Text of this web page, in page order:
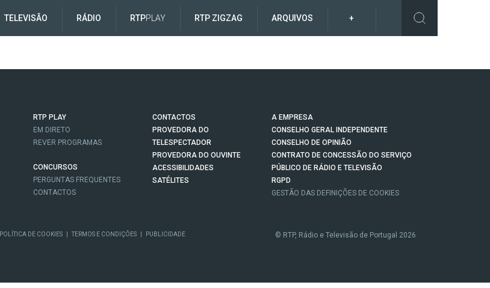
TELEVISÃO RÁDIO RTPPLAY RTP ZIGZAG ARQUIVOS +
RTP PLAY
EM DIRETO
REVER PROGRAMAS
CONCURSOS
PERGUNTAS FREQUENTES
CONTACTOS
CONTACTOS
PROVEDORA DO
TELESPECTADOR
PROVEDORA DO OUVINTE
ACESSIBILIDADES
SATÉLITES
A EMPRESA
CONSELHO GERAL INDEPENDENTE
CONSELHO DE OPINIÃO
CONTRATO DE CONCESSÃO DO SERVIÇO
PÚBLICO DE RÁDIO E TELEVISÃO
RGPD
GESTÃO DAS DEFINIÇÕES DE COOKIES
POLÍTICA DE COOKIES TERMOS E CONDIÇÕES PUBLICIDADE © RTP, Rádio e Televisão de Portugal 2026